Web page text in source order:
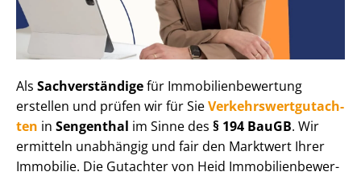
Als Sachverständigefür Im­mo­bi­li­en­be­wer­tung
erstellen und prüfen wir für SieVer­kehrs­wert­gut­ach­
ten in Sengenthal im Sinne des § 194 BauGB. Wir
ermitteln unabhängig und fair den Marktwert Ihrer
Immobilie. Die Gutachter von Heid Im­mo­bi­li­en­be­wer­